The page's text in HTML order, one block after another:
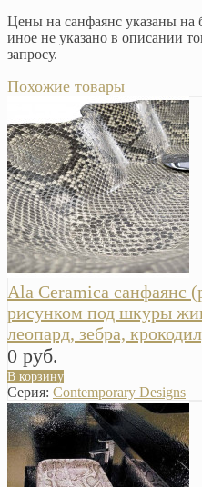
Цены на санфаянс указаны на
иное не указано в описании
запросу.
Похожие товары
Ala Ceramica санфаянс
рисунком под шкуры
леопард, зебра,
0 руб.
В корзину
Серия: Contemporary Designs